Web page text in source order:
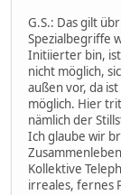
G.S.: Das gilt
Spezialbegriffe
Initiierter bin, ist
nicht möglich,
außen vor, da
möglich. Hier
nämlich der
Ich glaube wir
Kollektive
irreales, fernes